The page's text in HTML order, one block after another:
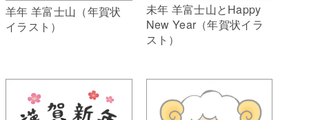
羊年 羊富士山（年賀状
イラスト）
未年 羊富士山とHappy
New Year（年賀状イラ
スト）